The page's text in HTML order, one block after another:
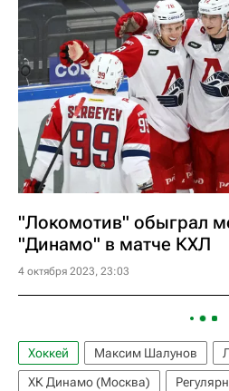
"Локомотив" обыграл
"Динамо" в матче КХЛ
4 октября 2023, 23:03
Хоккей Максим Шалунов
ХК Динамо (Москва)